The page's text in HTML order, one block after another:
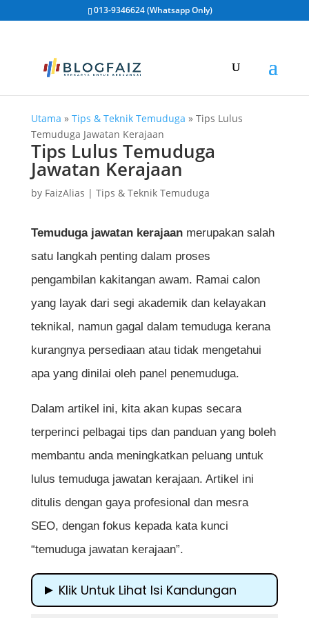
013-9346624 (Whatsapp Only)
Utama » Tips & Teknik Temuduga » Tips Lulus
Temuduga Jawatan Kerajaan
Tips Lulus Temuduga
Jawatan Kerajaan
by FaizAlias | Tips & Teknik Temuduga
Temuduga jawatan kerajaanmerupakan salah
satu langkah penting dalam proses
pengambilan kakitangan awam. Ramai calon
yang layak dari segi akademik dan kelayakan
teknikal, namun gagal dalam temuduga kerana
kurangnya persediaan atau tidak mengetahui
apa yang dinilai oleh panel penemuduga.
Dalam artikel ini, kita akan kupas secara
terperinci pelbagai tips dan panduan yang boleh
membantu anda meningkatkan peluang untuk
lulus temuduga jawatan kerajaan. Artikel ini
ditulis dengan gaya profesional dan mesra
SEO, dengan fokus kepada kata kunci
“temuduga jawatan kerajaan”.
Klik Untuk Lihat Isi Kandungan